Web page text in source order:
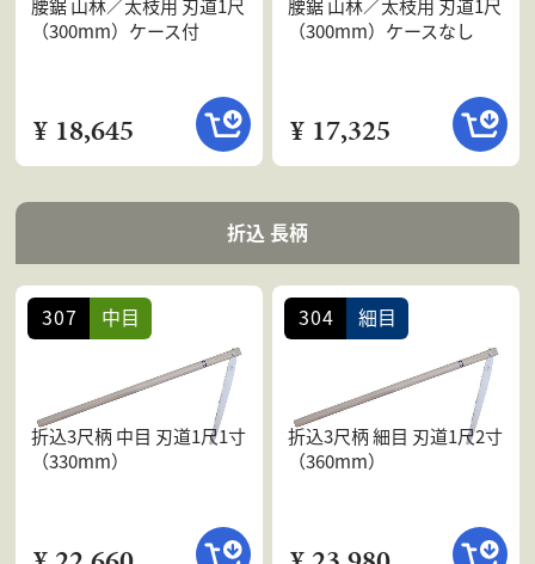
（300mm）ケース付
¥ 18,645
（300mm）ケースなし
¥ 17,325
折込 長柄
折込3尺柄 中目 刃道1尺1寸
（330mm）
307 中目
折込3尺柄 細目 刃道1尺2寸
（360mm）
304 細目